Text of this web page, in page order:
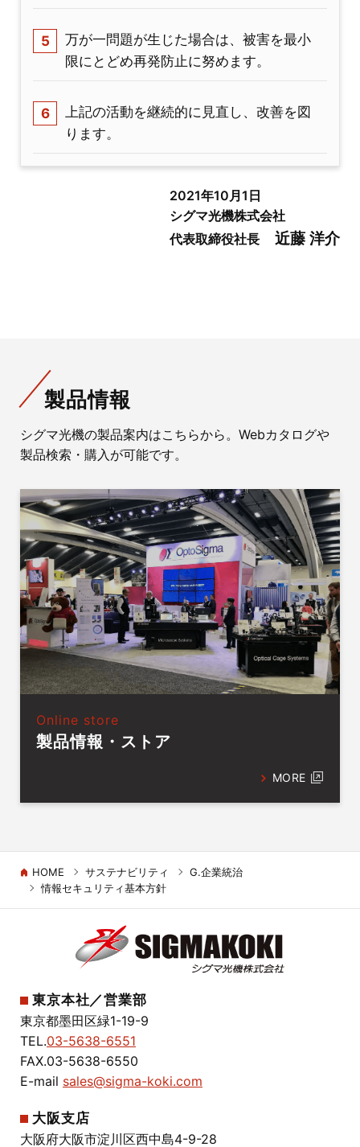
万が一問題が生じた場合は、被害を最小
限にとどめ再発防止に努めます。
上記の活動を継続的に見直し、改善を図
ります。
2021年10月1日
シグマ光機株式会社
代表取締役社長 近藤 洋介
製品情報
シグマ光機の製品案内はこちらから。Webカタログや
製品検索・購入が可能です。
Online store
製品情報・ストア
MORE
HOME サステナビリティ
G.企業統治
情報セキュリティ基本方針
東京本社／営業部
東京都墨田区緑1-19-9
TEL.03-5638-6551
FAX.03-5638-6550
E-mail sales@sigma-koki.com
大阪支店
大阪府大阪市淀川区西中島4-9-28